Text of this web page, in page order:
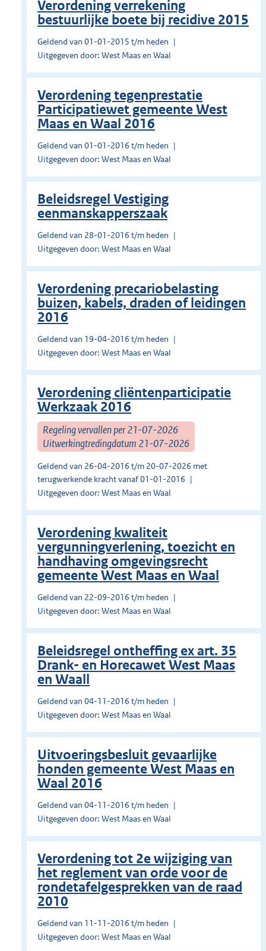
Verordening verrekening
bestuurlijke boete bij recidive 2015
Geldend van 01-01-2015 t/m heden
Uitgegeven door: West Maas en Waal
Verordening tegenprestatie
Participatiewet gemeente West
Maas en Waal 2016
Geldend van 01-01-2016 t/m heden
Uitgegeven door: West Maas en Waal
Beleidsregel Vestiging
eenmanskapperszaak
Geldend van 28-01-2016 t/m heden
Uitgegeven door: West Maas en Waal
Verordening precariobelasting
buizen, kabels, draden of leidingen
2016
Geldend van 19-04-2016 t/m heden
Uitgegeven door: West Maas en Waal
Verordening cliëntenparticipatie
Werkzaak 2016
Regeling vervallen per 21-07-2026
Uitwerkingtredingdatum 21-07-2026
Geldend van 26-04-2016 t/m 20-07-2026 met
terugwerkende kracht vanaf 01-01-2016
Uitgegeven door: West Maas en Waal
Verordening kwaliteit
vergunningverlening, toezicht en
handhaving omgevingsrecht
gemeente West Maas en Waal
Geldend van 22-09-2016 t/m heden
Uitgegeven door: West Maas en Waal
Beleidsregel ontheffing ex art. 35
Drank- en Horecawet West Maas
en Waall
Geldend van 04-11-2016 t/m heden
Uitgegeven door: West Maas en Waal
Uitvoeringsbesluit gevaarlijke
honden gemeente West Maas en
Waal 2016
Geldend van 04-11-2016 t/m heden
Uitgegeven door: West Maas en Waal
Verordening tot 2e wijziging van
het reglement van orde voor de
rondetafelgesprekken van de raad
2010
Geldend van 11-11-2016 t/m heden
Uitgegeven door: West Maas en Waal